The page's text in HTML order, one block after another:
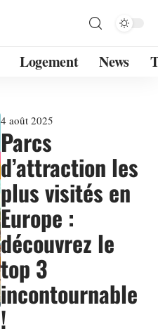
Logement News
4 août 2025
Parcs
d’attraction les
plus visités en
Europe :
découvrez le
top 3
incontournable
!